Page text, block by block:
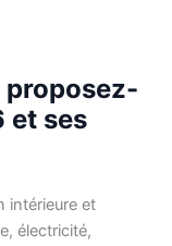
proposez-
et ses
intérieure et
électricité,